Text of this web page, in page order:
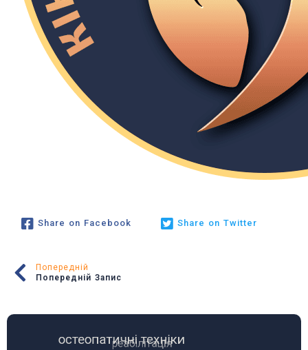
Share on Facebook Share on Twitter
Попередній
Попередній Запис